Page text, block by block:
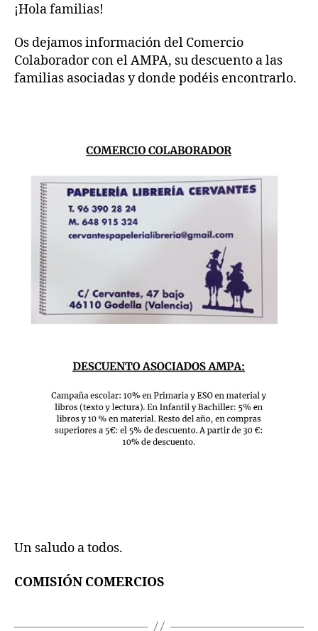
¡Hola familias!
Os dejamos información del Comercio
Colaborador con el AMPA, su descuento a las
familias asociadas y donde podéis encontrarlo.
Un saludo a todos.
COMISIÓN COMERCIOS